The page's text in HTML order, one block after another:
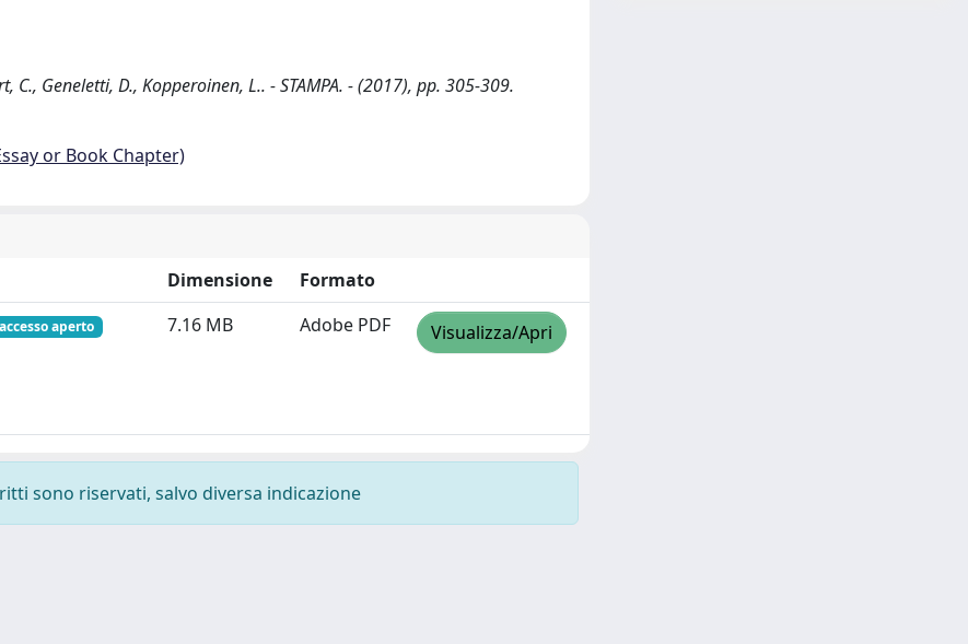
Geneletti, D., Kopperoinen, L.. - STAMPA. - (2017), pp. 305-309.
or Book Chapter)
Dimensione
Formato
accesso aperto 7.16 MB Adobe PDF Visualizza/Apri
sono riservati, salvo diversa indicazione